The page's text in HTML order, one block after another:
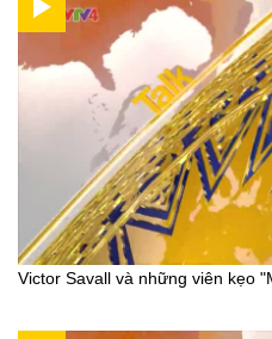
Victor Savall và những viên kẹo